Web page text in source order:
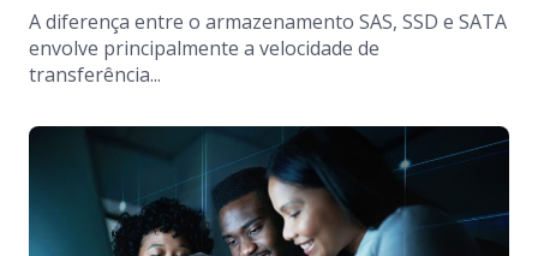
A diferença entre o armazenamento SAS, SSD e SATA
envolve principalmente a velocidade de
transferência...